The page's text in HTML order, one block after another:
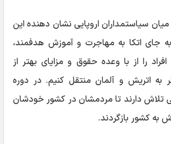
سیاستمداران اروپایی نشان دهنده این
جای اتکا به مهاجرت و آموزش هدفمند،
را از با وعده حقوق و مزایای بهتر از
به اتریش و آلمان منتقل کنیم. در دوره
تلاش دارند تا مردمشان در کشور خودشان
به کشور بازگردند.